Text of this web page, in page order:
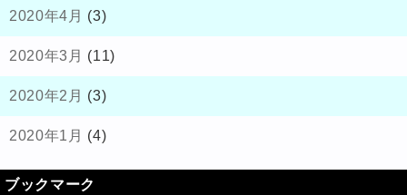
2020年4月 (3)
2020年3月 (11)
2020年2月 (3)
2020年1月 (4)
ブックマーク